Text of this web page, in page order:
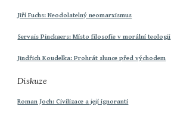
Jiří Fuchs: Neodolatelný neomarxismus
Servais Pinckaers: Místo filosofie v morální teologii
Jindřich Koudelka: Prohrát slunce před východem
Diskuze
Roman Joch: Civilizace a její ignoranti